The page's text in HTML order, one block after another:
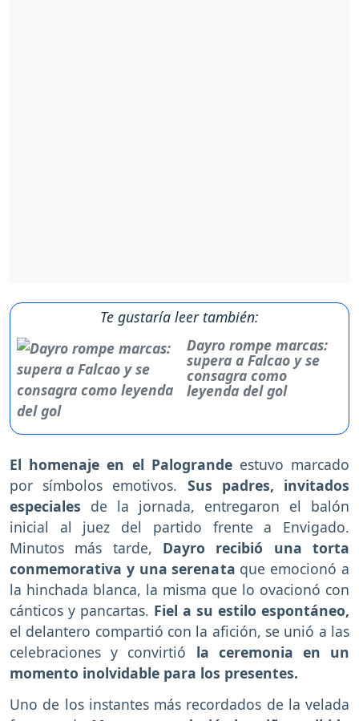
Te gustaría leer también:
Dayro rompe marcas:
supera a Falcao y se
consagra como
leyenda del gol
El homenaje en el Palograndeestuvo marcado
por símbolos emotivos. Sus padres, invitados
especiales de la jornada, entregaron el balón
inicial al juez del partido frente a Envigado.
Minutos más tarde, Dayro recibió una torta
conmemorativa y una serenata que emocionó a
la hinchada blanca, la misma que lo ovacionó con
cánticos y pancartas. Fiel a su estilo espontáneo,
el delantero compartió con la afición, se unió a las
celebraciones y convirtió la ceremonia en un
momento inolvidable para los presentes.
Uno de los instantes más recordados de la velada